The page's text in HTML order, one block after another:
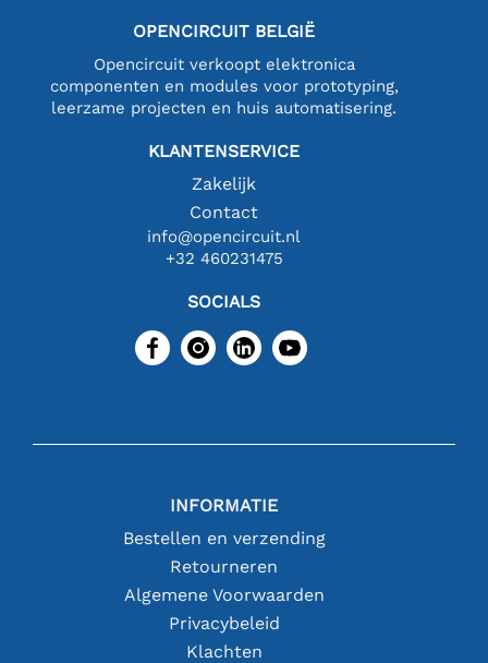
OPENCIRCUIT BELGIË
Opencircuit verkoopt elektronica
componenten en modules voor prototyping,
leerzame projecten en huis automatisering.
KLANTENSERVICE
Zakelijk
Contact
info@opencircuit.nl
+32 460231475
SOCIALS
INFORMATIE
Bestellen en verzending
Retourneren
Algemene Voorwaarden
Privacybeleid
Klachten